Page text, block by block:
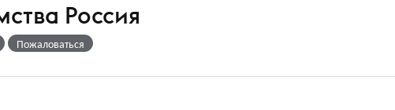
Россия
Пожаловаться